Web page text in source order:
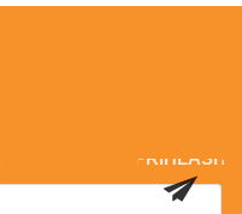
PŘIHLÁSIT